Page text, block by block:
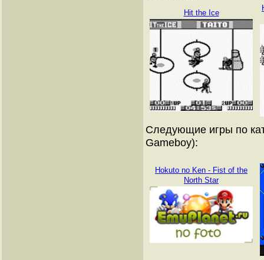
Hit the Ice
Следующие игры по
Gameboy):
Hokuto no Ken - Fist of the
North Star